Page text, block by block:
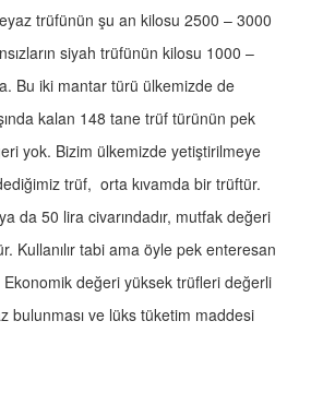
trüfünün şu an kilosu 2500 – 3000
siyah trüfünün kilosu 1000 –
Bu iki mantar türü ülkemizde de
kalan 148 tane trüf türünün pek
yok. Bizim ülkemizde yetiştirilmeye
trüf, orta kıvamda bir trüftür.
da 50 lira civarındadır, mutfak değeri
Kullanılır tabi ama öyle pek enteresan
değeri yüksek trüfleri değerli
bulunması ve lüks tüketim maddesi